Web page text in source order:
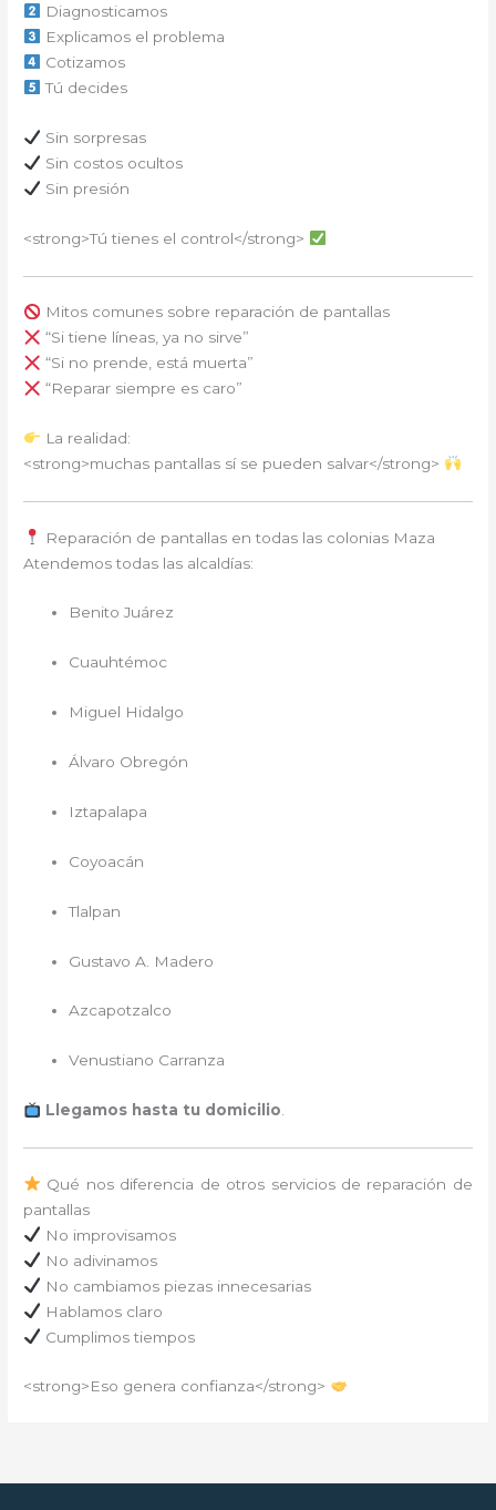
Diagnosticamos
Explicamos el problema
Cotizamos
Tú decides
Sin sorpresas
Sin costos ocultos
Sin presión
<strong>Tú tienes el control</strong>
Mitos comunes sobre reparación de pantallas
“Si tiene líneas, ya no sirve”
“Si no prende, está muerta”
“Reparar siempre es caro”
La realidad:
<strong>muchas pantallas sí se pueden salvar</strong>
Reparación de pantallas en todas las colonias Maza
Atendemos todas las alcaldías:
Benito Juárez
Cuauhtémoc
Miguel Hidalgo
Álvaro Obregón
Iztapalapa
Coyoacán
Tlalpan
Gustavo A. Madero
Azcapotzalco
Venustiano Carranza
Llegamos hasta tu domicilio
Qué nos diferencia de otros servicios de reparación de
pantallas
No improvisamos
No adivinamos
No cambiamos piezas innecesarias
Hablamos claro
Cumplimos tiempos
<strong>Eso genera confianza</strong>